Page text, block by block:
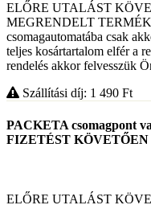
ELŐRE UTALÁST
MEGRENDELT
csomagautomatába csak
teljes kosártartalom elfér a
rendelés akkor felvesszük
Szállítási díj: 1 490 Ft
PACKETA csomagpont
FIZETÉST KÖVETŐEN
ELŐRE UTALÁST